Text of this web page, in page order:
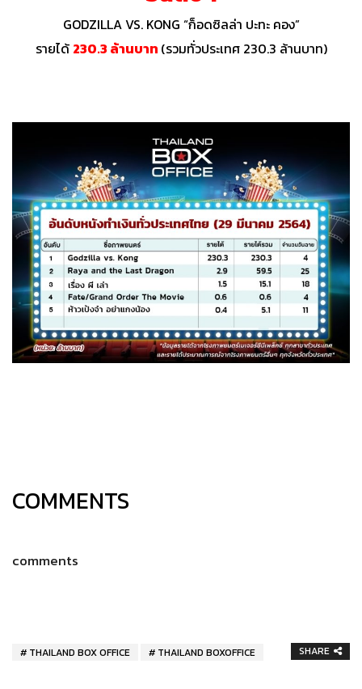
GODZILLA VS. KONG “ก็อดซิลล่า ปะทะ คอง”
รายได้ 230.3 ล้านบาท (รวมทั่วประเทศ 230.3 ล้านบาท)
COMMENTS
comments
THAILAND BOX OFFICE THAILAND BOXOFFICE SHARE